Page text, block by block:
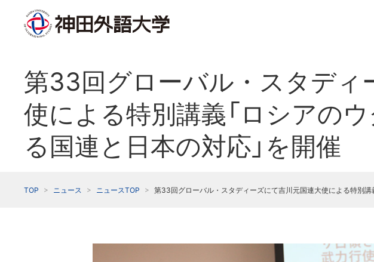
第33回グローバル・スタディ
使による特別講義「ロシアの
る国連と日本の対応」を開催
TOP ニュース ニュースTOP 第33回グローバル・スタディーズにて吉川元国連大使による特別